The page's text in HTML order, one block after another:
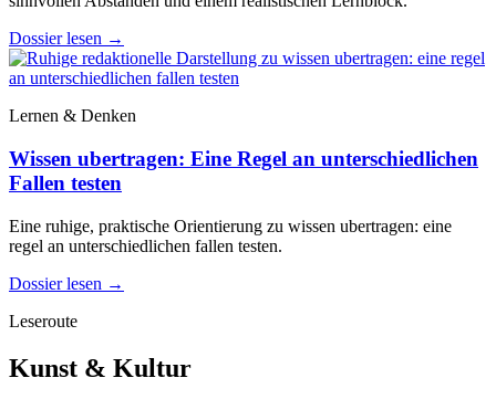
Dossier lesen →
Lernen & Denken
Wissen ubertragen: Eine Regel an unterschiedlichen
Fallen testen
Eine ruhige, praktische Orientierung zu wissen ubertragen: eine
regel an unterschiedlichen fallen testen.
Dossier lesen →
Leseroute
Kunst & Kultur